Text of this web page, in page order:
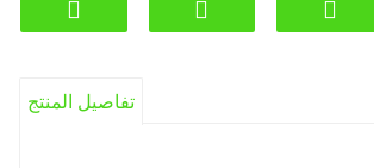
تفاصيل المنتج